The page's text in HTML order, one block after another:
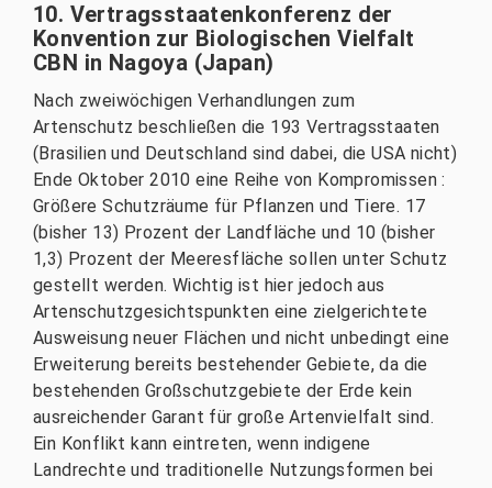
10. Vertragsstaatenkonferenz der
Konvention zur Biologischen Vielfalt
CBN in Nagoya (Japan)
Nach zweiwöchigen Verhandlungen zum
Artenschutz beschließen die 193 Vertragsstaaten
(Brasilien und Deutschland sind dabei, die USA nicht)
Ende Oktober 2010 eine Reihe von Kompromissen :
Größere Schutzräume für Pflanzen und Tiere. 17
(bisher 13) Prozent der Landfläche und 10 (bisher
1,3) Prozent der Meeresfläche sollen unter Schutz
gestellt werden. Wichtig ist hier jedoch aus
Artenschutzgesichtspunkten eine zielgerichtete
Ausweisung neuer Flächen und nicht unbedingt eine
Erweiterung bereits bestehender Gebiete, da die
bestehenden Großschutzgebiete der Erde kein
ausreichender Garant für große Artenvielfalt sind.
Ein Konflikt kann eintreten, wenn indigene
Landrechte und traditionelle Nutzungsformen bei